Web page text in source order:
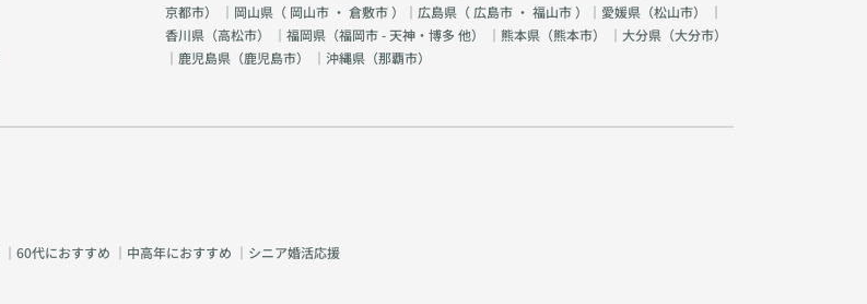
京都市） ｜岡山県（ 岡山市 ・ 倉敷市）｜広島県（ 広島市 ・ 福山市）｜愛媛県（松山市） ｜
香川県（高松市） ｜福岡県（福岡市 - 天神・博多 他） ｜熊本県（熊本市） ｜大分県（大分市）
｜鹿児島県（鹿児島市） ｜沖縄県（那覇市）
｜ 60代におすすめ ｜ 中高年におすすめ ｜ シニア婚活応援